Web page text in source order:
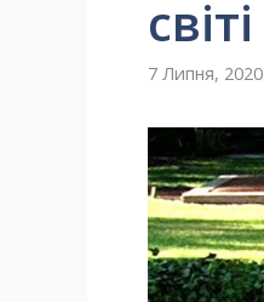
світі
7 Липня, 2020